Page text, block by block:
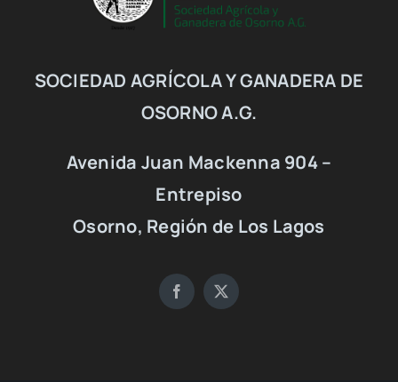
SOCIEDAD AGRÍCOLA Y GANADERA DE
OSORNO A.G.
Avenida Juan Mackenna 904 –
Entrepiso
Osorno, Región de Los Lagos